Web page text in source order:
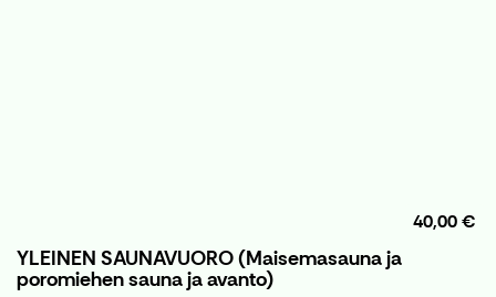
40,00 €
YLEINEN SAUNAVUORO (Maisemasauna ja
poromiehen sauna ja avanto)